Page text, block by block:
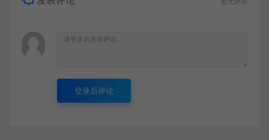
登录后评论